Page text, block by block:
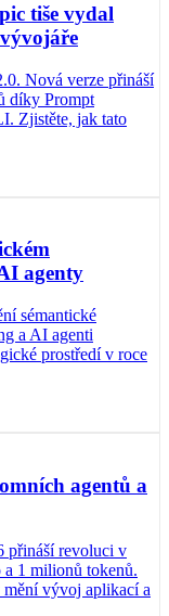
tiše vydal
Nová verze přináší
díky Prompt
Zjistěte, jak tato
agenty
sémantické
a AI agenti
prostředí v roce
agentů a
přináší revoluci v
a 1 milionů tokenů.
vývoj aplikací a